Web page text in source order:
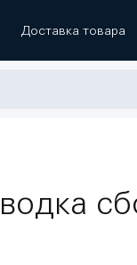
Доставка товара